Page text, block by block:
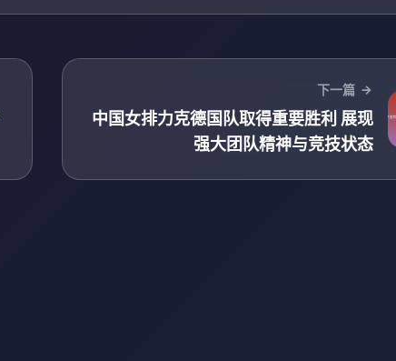
下一篇
中国女排力克德国队取得重要胜利 展现
强大团队精神与竞技状态